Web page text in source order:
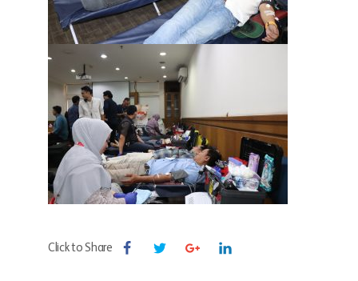
Click to Share